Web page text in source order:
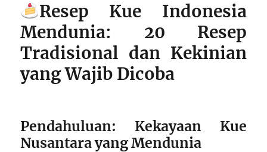
Waktu
Resep Kue Indonesia
Mendunia: 20 Resep
Tradisional dan Kekinian
yang Wajib Dicoba
Pendahuluan: Kekayaan Kue
Nusantara yang Mendunia